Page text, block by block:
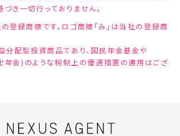
き一切行っておりません。
登録商標です。ロゴ商標「み」は当社の登録商
分配型投資商品であり、国民年金基金や
金)のような税制上の優遇措置の適用はござ